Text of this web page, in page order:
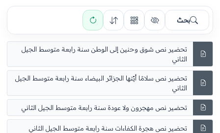
بحث
تحضير نص شوق وحنين إلى الوطن سنة رابعة متوسط الجيل
الثاني
تحضير نص سلامًا أيّتها الجزائر البيضاء سنة رابعة متوسط الجيل
الثاني
تحضير نص مهجرون ولا عودة سنة رابعة متوسط الجيل الثاني
تحضير نص هجرة الكفاءات سنة رابعة متوسط الجيل الثاني